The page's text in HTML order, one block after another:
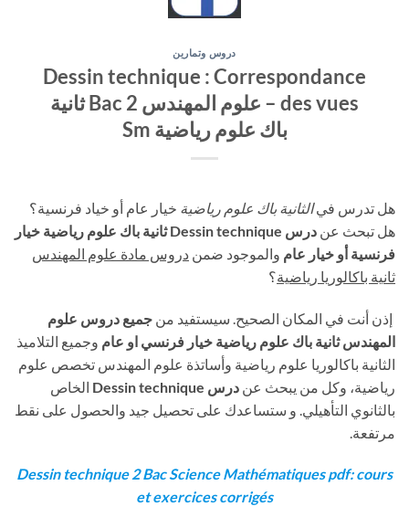
دروس وتمارين
Dessin technique : Correspondance
des vues – علوم المهندس 2 Bac ثانية
باك علوم رياضية Sm
هل تدرس فيالثانية باك علوم رياضية خيار عام أو خياد فرنسية؟
هل تبحث عن درس Dessin technique
ثانية باك علوم رياضية خيار
فرنسية أو خيار عام والموجود ضمن دروس مادة علوم المهندس
ثانية باكالوريا رياضية؟
إذن أنت في المكان الصحيح. سيستفيد من جميع دروس علوم
المهندس ثانية باك علوم رياضية خيار فرنسي او عام وجميع التلاميذ
الثانية باكالوريا علوم رياضية وأساتذة علوم المهندس تخصص علوم
رياضية، وكل من يبحث عن درس Dessin technique
الخاص
بالثانوي التأهيلي. و ستساعدك على تحصيل جيد والحصول على نقط
مرتفعة.
Dessin technique 2 Bac Science Mathématiques pdf: cours
et exercices corrigés